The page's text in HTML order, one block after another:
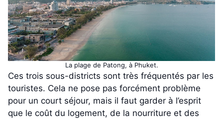
La plage de Patong, à Phuket.
Ces trois sous-districts sont très fréquentés par les
touristes. Cela ne pose pas forcément problème
pour un court séjour, mais il faut garder à l’esprit
que le coût du logement, de la nourriture et des